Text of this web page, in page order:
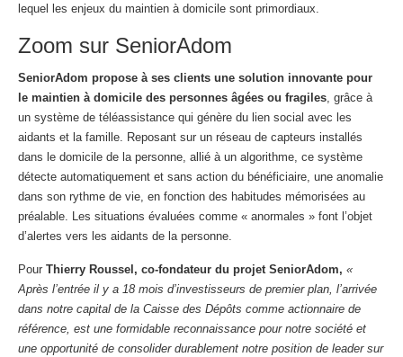
lequel les enjeux du maintien à domicile sont primordiaux.
Zoom sur SeniorAdom
SeniorAdom propose à ses clients une solution innovante pour
le maintien à domicile des personnes âgées ou fragiles, grâce à
un système de téléassistance qui génère du lien social avec les
aidants et la famille. Reposant sur un réseau de capteurs installés
dans le domicile de la personne, allié à un algorithme, ce système
détecte automatiquement et sans action du bénéficiaire, une anomalie
dans son rythme de vie, en fonction des habitudes mémorisées au
préalable. Les situations évaluées comme « anormales » font l’objet
d’alertes vers les aidants de la personne.
Pour Thierry Roussel, co-fondateur du projet SeniorAdom, «
Après l’entrée il y a 18 mois d’investisseurs de premier plan, l’arrivée
dans notre capital de la Caisse des Dépôts comme actionnaire de
référence, est une formidable reconnaissance pour notre société et
une opportunité de consolider durablement notre position de leader sur